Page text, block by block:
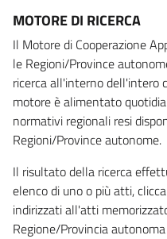
MOTORE DI RICERCA
Il Motore di Cooperazione
le Regioni/Province
ricerca all'interno dell'intero
motore è alimentato
normativi regionali resi
Regioni/Province autonome.
Il risultato della ricerca
elenco di uno o più atti,
indirizzati all'atti
Regione/Provincia